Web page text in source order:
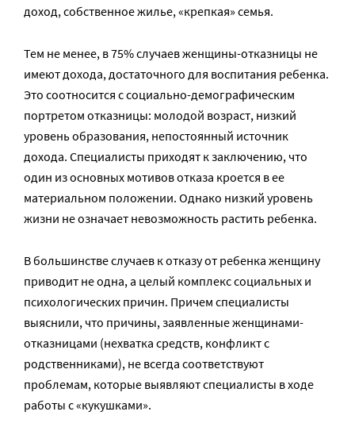
доход, собственное жилье, «крепкая» семья.
Тем не менее, в 75% случаев женщины-отказницы не
имеют дохода, достаточного для воспитания ребенка.
Это соотносится с социально-демографическим
портретом отказницы: молодой возраст, низкий
уровень образования, непостоянный источник
дохода. Специалисты приходят к заключению, что
один из основных мотивов отказа кроется в ее
материальном положении. Однако низкий уровень
жизни не означает невозможность растить ребенка.
В большинстве случаев к отказу от ребенка женщину
приводит не одна, а целый комплекс социальных и
психологических причин. Причем специалисты
выяснили, что причины, заявленные женщинами-
отказницами (нехватка средств, конфликт с
родственниками), не всегда соответствуют
проблемам, которые выявляют специалисты в ходе
работы с «кукушками».